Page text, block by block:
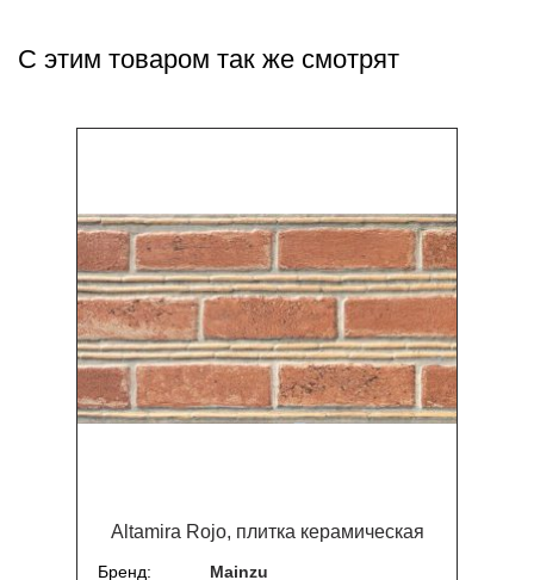
С этим товаром так же смотрят
Altamira Rojo, плитка керамическая
Бренд
Mainzu